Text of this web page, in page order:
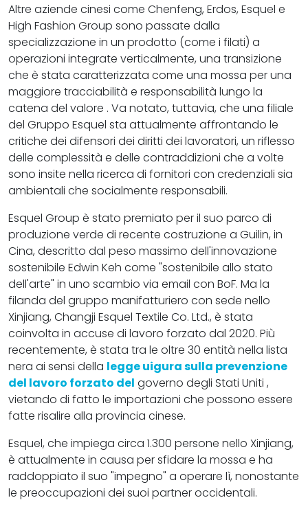
Altre aziende cinesi come Chenfeng, Erdos, Esquel e
High Fashion Group sono passate dalla
specializzazione in un prodotto (come i filati) a
operazioni integrate verticalmente, una transizione
che è stata caratterizzata come una mossa per una
maggiore tracciabilità e responsabilità lungo la
catena del valore . Va notato, tuttavia, che una filiale
del Gruppo Esquel sta attualmente affrontando le
critiche dei difensori dei diritti dei lavoratori, un riflesso
delle complessità e delle contraddizioni che a volte
sono insite nella ricerca di fornitori con credenziali sia
ambientali che socialmente responsabili.
Esquel Group è stato premiato per il suo parco di
produzione verde di recente costruzione a Guilin, in
Cina, descritto dal peso massimo dell'innovazione
sostenibile Edwin Keh come "sostenibile allo stato
dell'arte" in uno scambio via email con BoF. Ma la
filanda del gruppo manifatturiero con sede nello
Xinjiang, Changji Esquel Textile Co. Ltd., è stata
coinvolta in accuse di lavoro forzato dal 2020. Più
recentemente, è stata tra le oltre 30 entità nella lista
nera ai sensi della legge uigura sulla prevenzione
del lavoro forzato del governo degli Stati Uniti ,
vietando di fatto le importazioni che possono essere
fatte risalire alla provincia cinese.
Esquel, che impiega circa 1.300 persone nello Xinjiang,
è attualmente in causa per sfidare la mossa e ha
raddoppiato il suo "impegno" a operare lì, nonostante
le preoccupazioni dei suoi partner occidentali.